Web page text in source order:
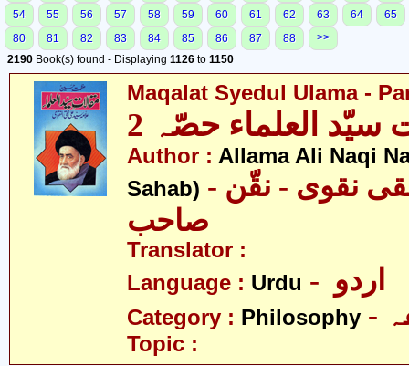
54
55 56 57 58 59 60 61 62 63 64
65
80
81 82 83 84 85 86 87 88
>>
2190 Book(s) found - Displaying 1126 to 1150
Maqalat Syedul Ulama -
سیّد العلماء حصّہ 2
Author : Allama Ali Naqi
Sahab) - علامہ علی نقی نقوی - نقّن
صاحب
Translator :
Language : Urdu
Category : Philosophy
Topic :